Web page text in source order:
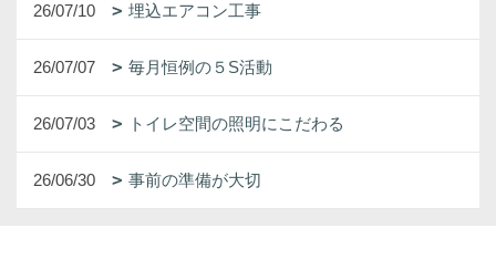
26/07/10 埋込エアコン工事
26/07/07 毎月恒例の５S活動
26/07/03 トイレ空間の照明にこだわる
26/06/30 事前の準備が大切